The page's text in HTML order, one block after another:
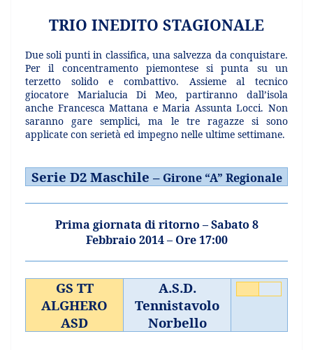
TRIO INEDITO STAGIONALE
Due soli punti in classifica, una salvezza da conquistare.
Per il concentramento piemontese si punta su un
terzetto solido e combattivo. Assieme al tecnico
giocatore Marialucia Di Meo, partiranno dall’isola
anche Francesca Mattana e Maria Assunta Locci. Non
saranno gare semplici, ma le tre ragazze si sono
applicate con serietà ed impegno nelle ultime settimane.
Serie D2 Maschile – Girone “A” Regionale
Prima giornata di ritorno – Sabato 8
Febbraio 2014 – Ore 17:00
GS TT
ALGHERO
ASD
A.S.D.
Tennistavolo
Norbello